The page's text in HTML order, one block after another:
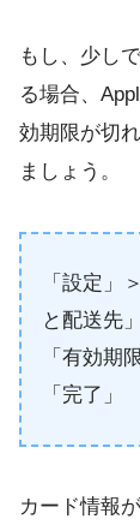
もし、少し
る場合、
効期限が切
ましょう。
「設定」
と配送先
「有効期
「完了」
カード情報